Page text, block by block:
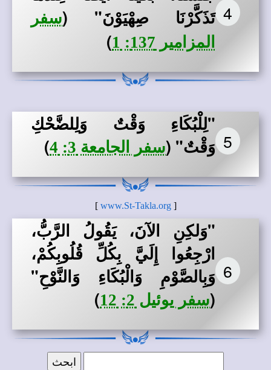
4 تَذَكَّرْنَا صِهْيَوْنَ" (سفر
المزامير 137: 1
)
5
"لِلْبُكَاءِ وَقْتٌ وَلِلضَّحْكِ
وَقْتٌ" (سفر الجامعة 3: 4 )
[
www.St-Takla.org
]
6
"وَلكِنِ الآنَ، يَقُولُ الرَّبُّ،
ارْجِعُوا إِلَيَّ بِكُلِّ قُلُوبِكُمْ،
وَبِالصَّوْمِ وَالْبُكَاءِ وَالنَّوْحِ"
(سفر يوئيل 2: 12 )